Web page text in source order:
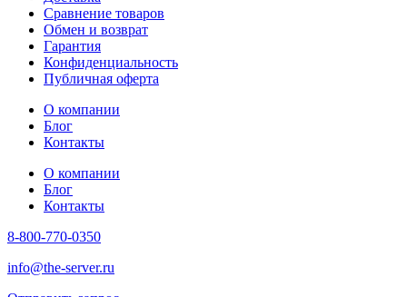
Сравнение товаров
Обмен и возврат
Гарантия
Конфиденциальность
Публичная оферта
О компании
Блог
Контакты
О компании
Блог
Контакты
8-800-770-0350
info@the-server.ru